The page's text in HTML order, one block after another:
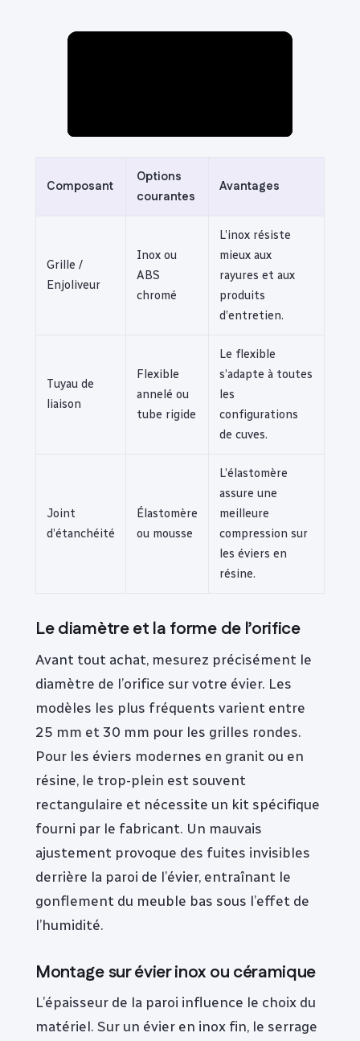
Composant
Options
courantes
Avantages
Grille /
Enjoliveur
Inox ou
ABS
chromé
L’inox résiste
mieux aux
rayures et aux
produits
d’entretien.
Tuyau de
liaison
Flexible
annelé ou
tube rigide
Le flexible
s’adapte à toutes
les
configurations
de cuves.
Joint
d’étanchéité
Élastomère
ou mousse
L’élastomère
assure une
meilleure
compression sur
les éviers en
résine.
Le diamètre et la forme de l’orifice
Avant tout achat, mesurez précisément le
diamètre de l’orifice sur votre évier. Les
modèles les plus fréquents varient entre
25 mm et 30 mm pour les grilles rondes.
Pour les éviers modernes en granit ou en
résine, le trop-plein est souvent
rectangulaire et nécessite un kit spécifique
fourni par le fabricant. Un mauvais
ajustement provoque des fuites invisibles
derrière la paroi de l’évier, entraînant le
gonflement du meuble bas sous l’effet de
l’humidité.
Montage sur évier inox ou céramique
L’épaisseur de la paroi influence le choix du
matériel. Sur un évier en inox fin, le serrage